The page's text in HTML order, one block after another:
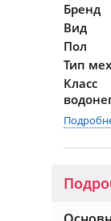
Бренд
Вид
Пол
Тип
Класс